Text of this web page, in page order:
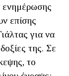
ενημέρωσης
επίσης
για να
της. Σε
το